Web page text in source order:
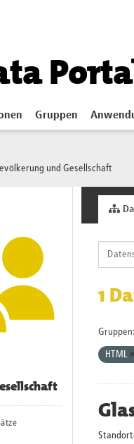
Gruppen
und Gesellschaft
1
Gruppen:
HTML